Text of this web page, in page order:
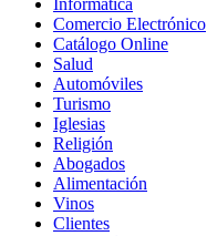
Comercio Electrónico
Catálogo Online
Salud
Automóviles
Turismo
Iglesias
Religión
Abogados
Alimentación
Vinos
Clientes